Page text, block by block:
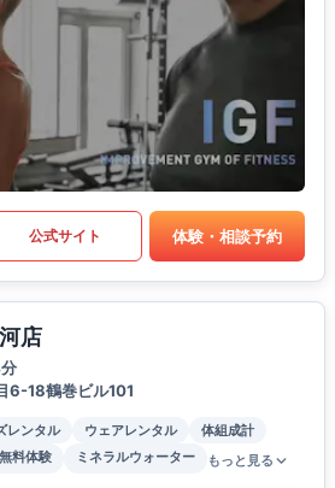
公式サイト 体験・相談予約
店
6-18鶴巻ビル101
レンタル ウェアレンタル
体組成計
無料体験 ミネラルウォーター もっと見る